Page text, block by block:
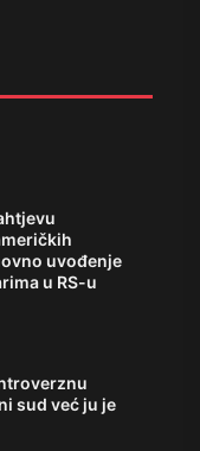
uvođenje
u RS-u
sud već ju je